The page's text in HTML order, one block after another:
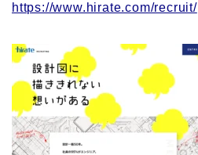
https://www.hirate.com/recruit/